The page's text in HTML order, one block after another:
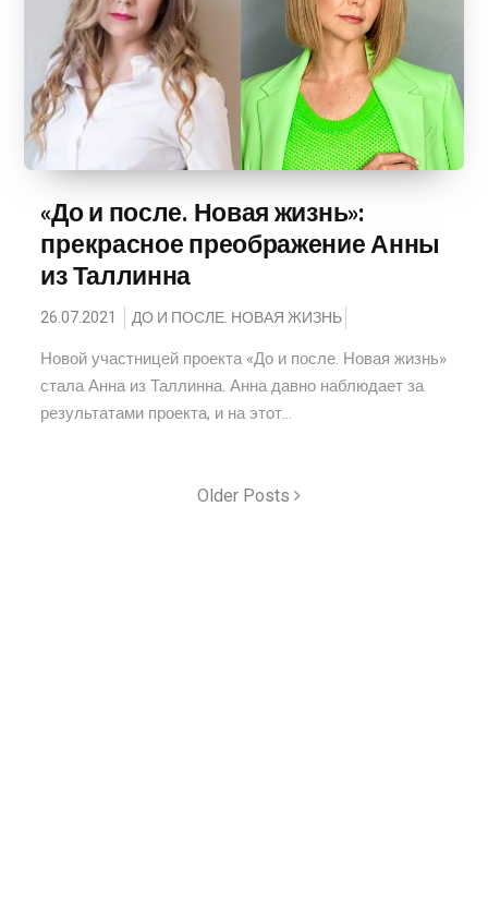
«До и после. Новая жизнь»:
прекрасное преображение Анны
из Таллинна
26.07.2021 ДО И ПОСЛЕ. НОВАЯ ЖИЗНЬ
Новой участницей проекта «До и после. Новая жизнь»
стала Анна из Таллинна. Анна давно наблюдает за
результатами проекта, и на этот...
Older Posts